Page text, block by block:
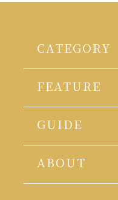
CATEGORY
FEATURE
GUIDE
ABOUT